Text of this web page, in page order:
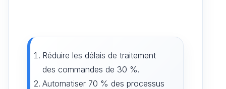
Réduire les délais de traitement
des commandes de 30 %.
Automatiser 70 % des processus